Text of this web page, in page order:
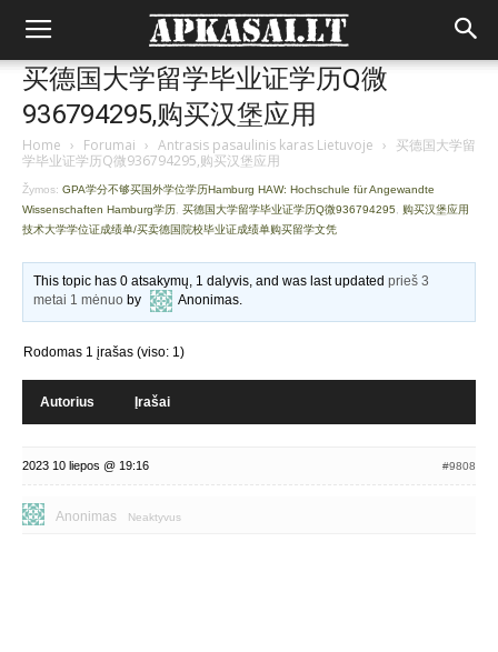
买德国大学留学毕业证学历Q微
936794295,购买汉堡应用
Home › Forumai › Antrasis pasaulinis karas Lietuvoje › 买德国大学留
学毕业证学历Q微936794295,购买汉堡应用
Žymos: GPA学分不够买国外学位学历Hamburg HAW: Hochschule für Angewandte
Wissenschaften Hamburg学历 买德国大学留学毕业证学历Q微936794295
购买汉堡应用
技术大学学位证成绩单/买卖德国院校毕业证成绩单购买留学文凭
This topic has 0 atsakymų, 1 dalyvis, and was last updatedprieš 3
metai 1 mėnuo by Anonimas.
Rodomas 1 įrašas (viso: 1)
Autorius Įrašai
2023 10 liepos @ 19:16 #9808
Anonimas Neaktyvus